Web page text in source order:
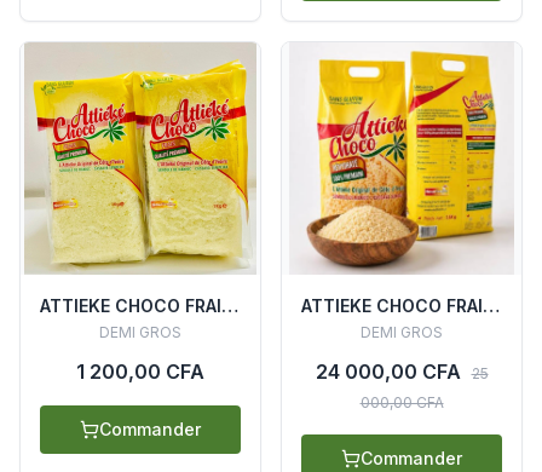
ATTIEKE CHOCO FRAIS 1KG
DEMI GROS
1 200,00 CFA
Commander
ATTIEKE CHOCO FRAIS (CARTON 20 SACHETS)
DEMI GROS
24 000,00 CFA 25
000,00 CFA
Commander